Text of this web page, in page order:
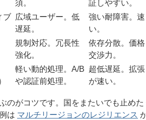
須。
証しやすい。
ブ 広域ユーザー。低
遅延。
強い耐障害。速
い。
規制対応。冗長性
強化。
依存分散。価格
交渉力。
軽い動的処理。A/B
や認証前処理。
超低遅延。拡張
が速い。
のがコツです。国をまたいでも止め
は マルチリージョンのレジリエンス